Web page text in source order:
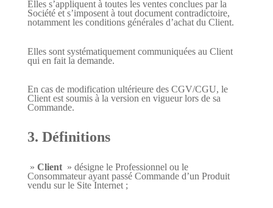
Elles s’appliquent à toutes les ventes conclues par la
Société et s’imposent à tout document contradictoire,
notamment les conditions générales d’achat du Client.
Elles sont systématiquement communiquées au Client
qui en fait la demande.
En cas de modification ultérieure des CGV/CGU, le
Client est soumis à la version en vigueur lors de sa
Commande.
3. Définitions
» Client » désigne le Professionnel ou le
Consommateur ayant passé Commande d’un Produit
vendu sur le Site Internet ;